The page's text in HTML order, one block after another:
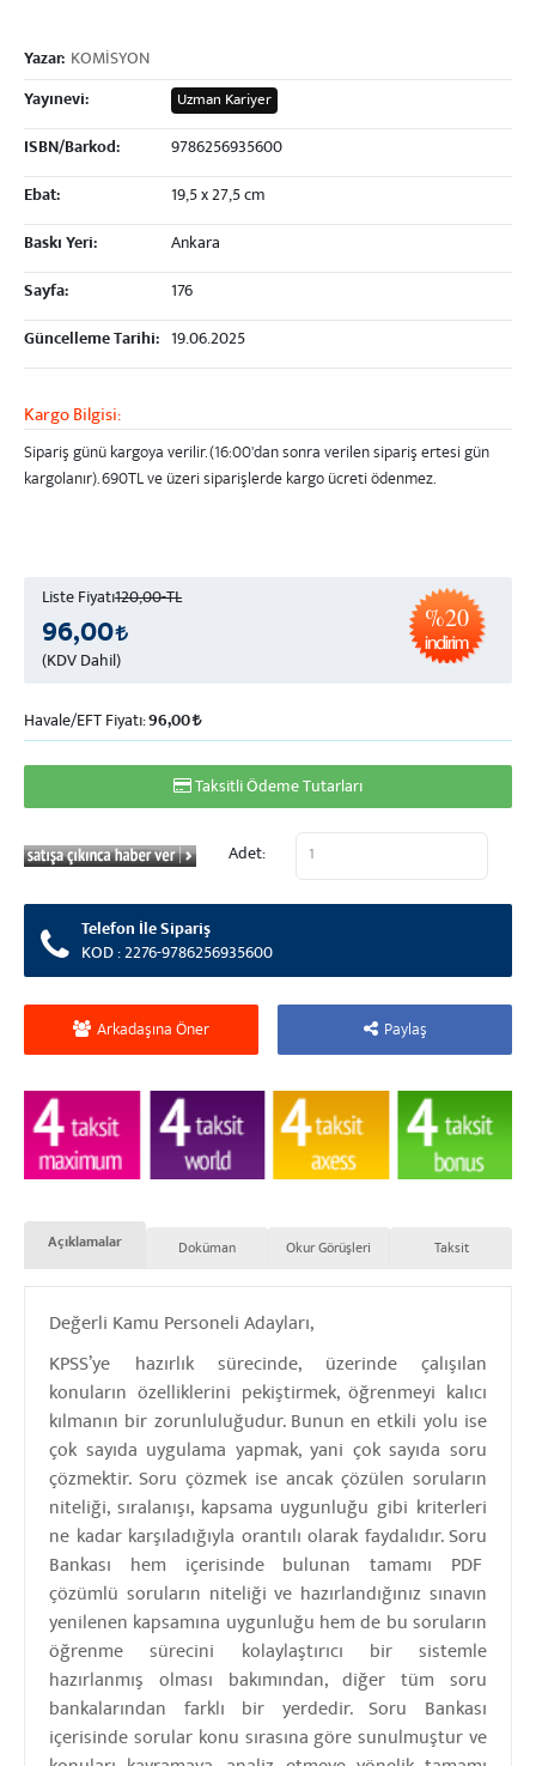
Yazar: KOMİSYON
Yayınevi:
Uzman Kariyer
ISBN/Barkod:
9786256935600
Ebat:
19,5 x 27,5 cm
Baskı Yeri:
Ankara
Sayfa:
176
Güncelleme Tarihi: 19.06.2025
Kargo Bilgisi:
Sipariş günü kargoya verilir. (16:00'dan sonra verilen sipariş ertesi gün
kargolanır).690TL ve üzerisiparişlerde kargo ücreti ödenmez.
Arkadaşına Öner Paylaş
Telefon İle Sipariş
KOD : 2276-9786256935600
Liste Fiyatı120,00-TL
%20
96,00
(KDV Dahil)
Havale/EFT Fiyatı:96,00
Taksitli Ödeme Tutarları
Adet:
Açıklamalar Doküman Okur Görüşleri Taksit
Değerli Kamu Personeli Adayları,
KPSS’ye hazırlık sürecinde, üzerinde çalışılan
konuların özelliklerini pekiştirmek, öğrenmeyi kalıcı
kılmanın bir zorunluluğudur. Bunun en etkili yolu ise
çok sayıda uygulama yapmak, yani çok sayıda soru
çözmektir. Soru çözmek ise ancak çözülen soruların
niteliği, sıralanışı, kapsama uygunluğu gibi kriterleri
ne kadar karşıladığıyla orantılı olarak faydalıdır. Soru
Bankası hem içerisinde bulunan tamamı PDF
çözümlü soruların niteliği ve hazırlandığınız sınavın
yenilenen kapsamına uygunluğu hem de bu soruların
öğrenme sürecini kolaylaştırıcı bir sistemle
hazırlanmış olması bakımından, diğer tüm soru
bankalarından farklı bir yerdedir. Soru Bankası
içerisinde sorular konu sırasına göre sunulmuştur ve